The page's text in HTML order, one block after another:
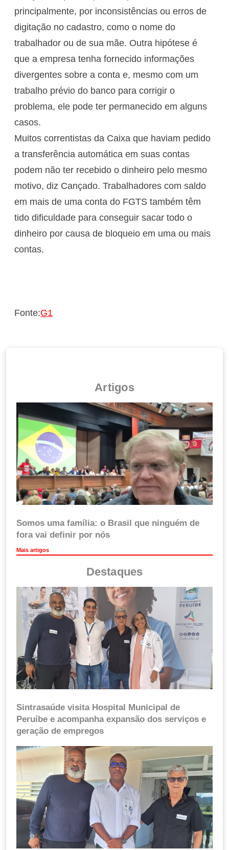
principalmente, por inconsistências ou erros de
digitação no cadastro, como o nome do
trabalhador ou de sua mãe. Outra hipótese é
que a empresa tenha fornecido informações
divergentes sobre a conta e, mesmo com um
trabalho prévio do banco para corrigir o
problema, ele pode ter permanecido em alguns
casos.
Muitos correntistas da Caixa que haviam pedido
a transferência automática em suas contas
podem não ter recebido o dinheiro pelo mesmo
motivo, diz Cançado. Trabalhadores com saldo
em mais de uma conta do FGTS também têm
tido dificuldade para conseguir sacar todo o
dinheiro por causa de bloqueio em uma ou mais
contas.
Fonte:G1
Artigos
Somos uma família: o Brasil que ninguém de
fora vai definir por nós
Mais artigos
Destaques
Sintrasaúde visita Hospital Municipal de
Peruíbe e acompanha expansão dos serviços e
geração de empregos